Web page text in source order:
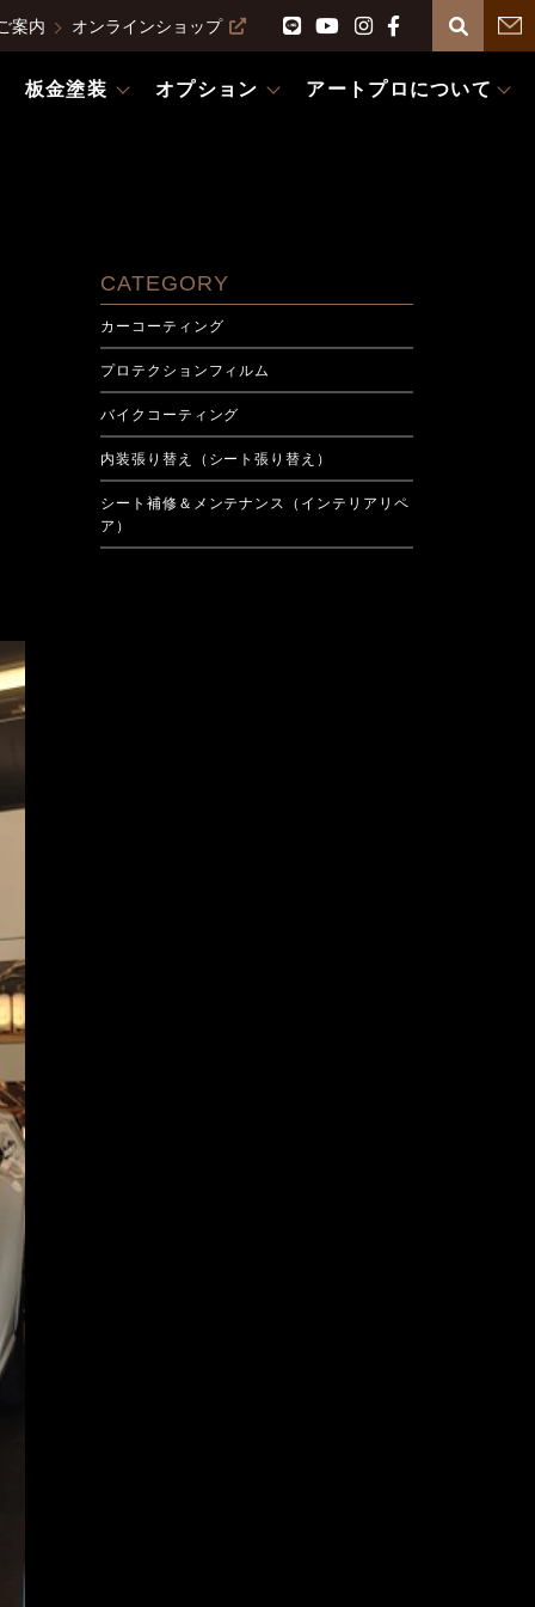
案内 オンラインショップ
板金塗装 オプション アートプロについて
CATEGORY
カーコーティング
プロテクションフィルム
バイクコーティング
内装張り替え（シート張り替え）
シート補修＆メンテナンス（インテリアリペ
ア）